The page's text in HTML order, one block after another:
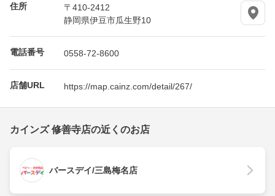
住所
〒410-2412
静岡県伊豆市瓜生野10
電話番号 0558-72-8600
店舗URL https://map.cainz.com/detail/267/
カインズ 修善寺店の近くのお店
バースデイ/三島梅名店